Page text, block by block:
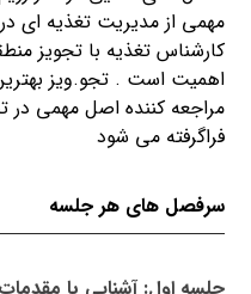
مهمی از مدیریت تغذیه ای
کارشناس تغذیه با تجویز
اهمیت است . تجو.ویز
مراجعه کننده اصل مهمی
فراگرفته می شود
سرفصل های هر جلسه